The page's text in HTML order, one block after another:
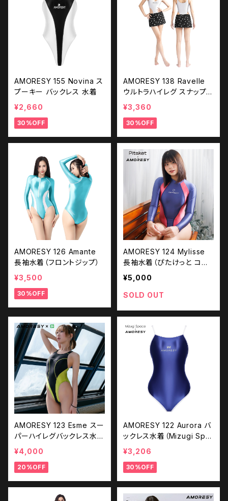
AMORESY 155 Novina ス
プーキー バックレス 水着
¥2,660
30%OFF
AMORESY 138 Ravelle
ウルトラハイレグ スナップク
ロッチ ボディスーツ (TOP
のみ)
¥3,360
30%OFF
AMORESY 126 Amante
長袖水着（フロントジップ）
¥3,500
30%OFF
AMORESY 124 Mylisse
長袖水着（ぴたけっと コラ
ボ商品）
¥5,000
SOLD OUT
AMORESY 123 Esme スー
パーハイレグバックレス水着
（コスホリック コラボ商品）
¥4,000
20%OFF
AMORESY 122 Aurora バ
ックレス水着（Mizugi Spa
ceコラボ商品）
¥3,206
30%OFF